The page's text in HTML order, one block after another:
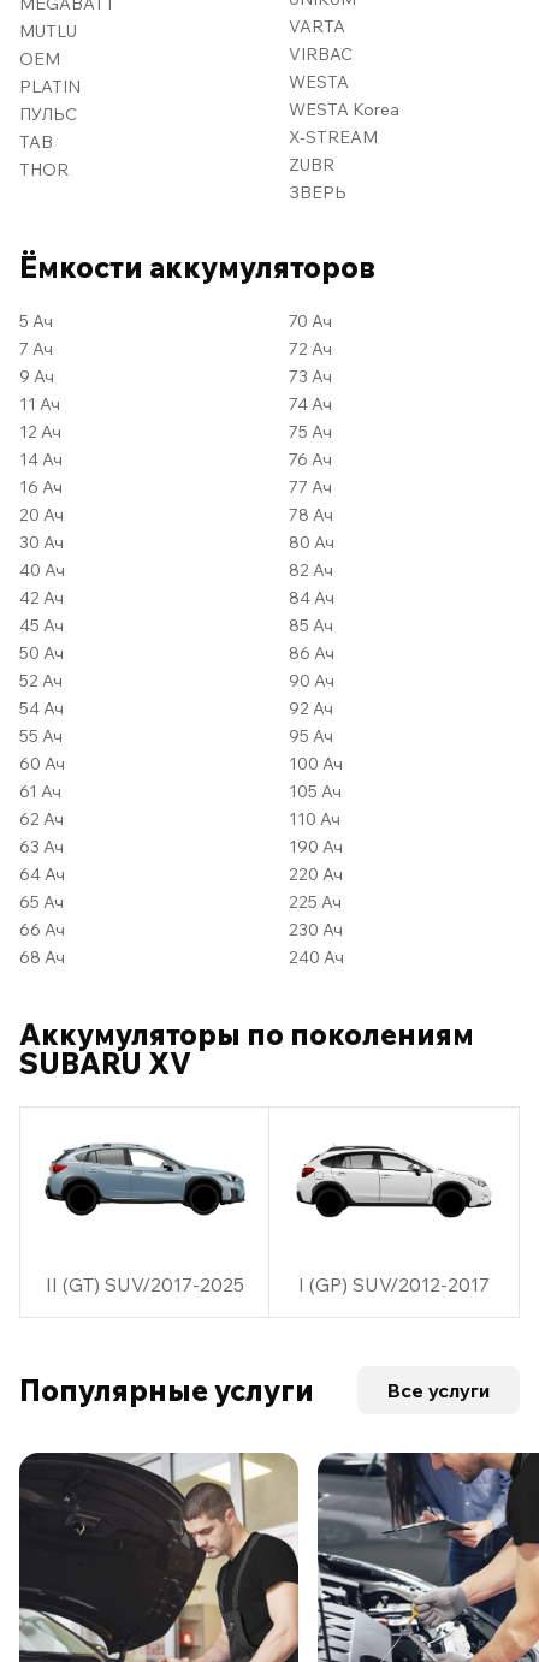
MUTLU
OEM
PLATIN
ПУЛЬС
TAB
THOR
VARTA
VIRBAC
WESTA
WESTA Korea
X-STREAM
ZUBR
ЗВЕРЬ
Ёмкости аккумуляторов
5 Ач
7 Ач
9 Ач
11 Ач
12 Ач
14 Ач
16 Ач
20 Ач
30 Ач
40 Ач
42 Ач
45 Ач
50 Ач
52 Ач
54 Ач
55 Ач
60 Ач
61 Ач
62 Ач
63 Ач
64 Ач
65 Ач
66 Ач
68 Ач
70 Ач
72 Ач
73 Ач
74 Ач
75 Ач
76 Ач
77 Ач
78 Ач
80 Ач
82 Ач
84 Ач
85 Ач
86 Ач
90 Ач
92 Ач
95 Ач
100 Ач
105 Ач
110 Ач
190 Ач
220 Ач
225 Ач
230 Ач
240 Ач
Аккумуляторы по поколениям
SUBARU XV
II (GT) SUV/2017-2025 I (GP) SUV/2012-2017
Популярные услуги Все услуги